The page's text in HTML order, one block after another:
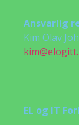
Ansvarlig
Kim Olav
EL og IT